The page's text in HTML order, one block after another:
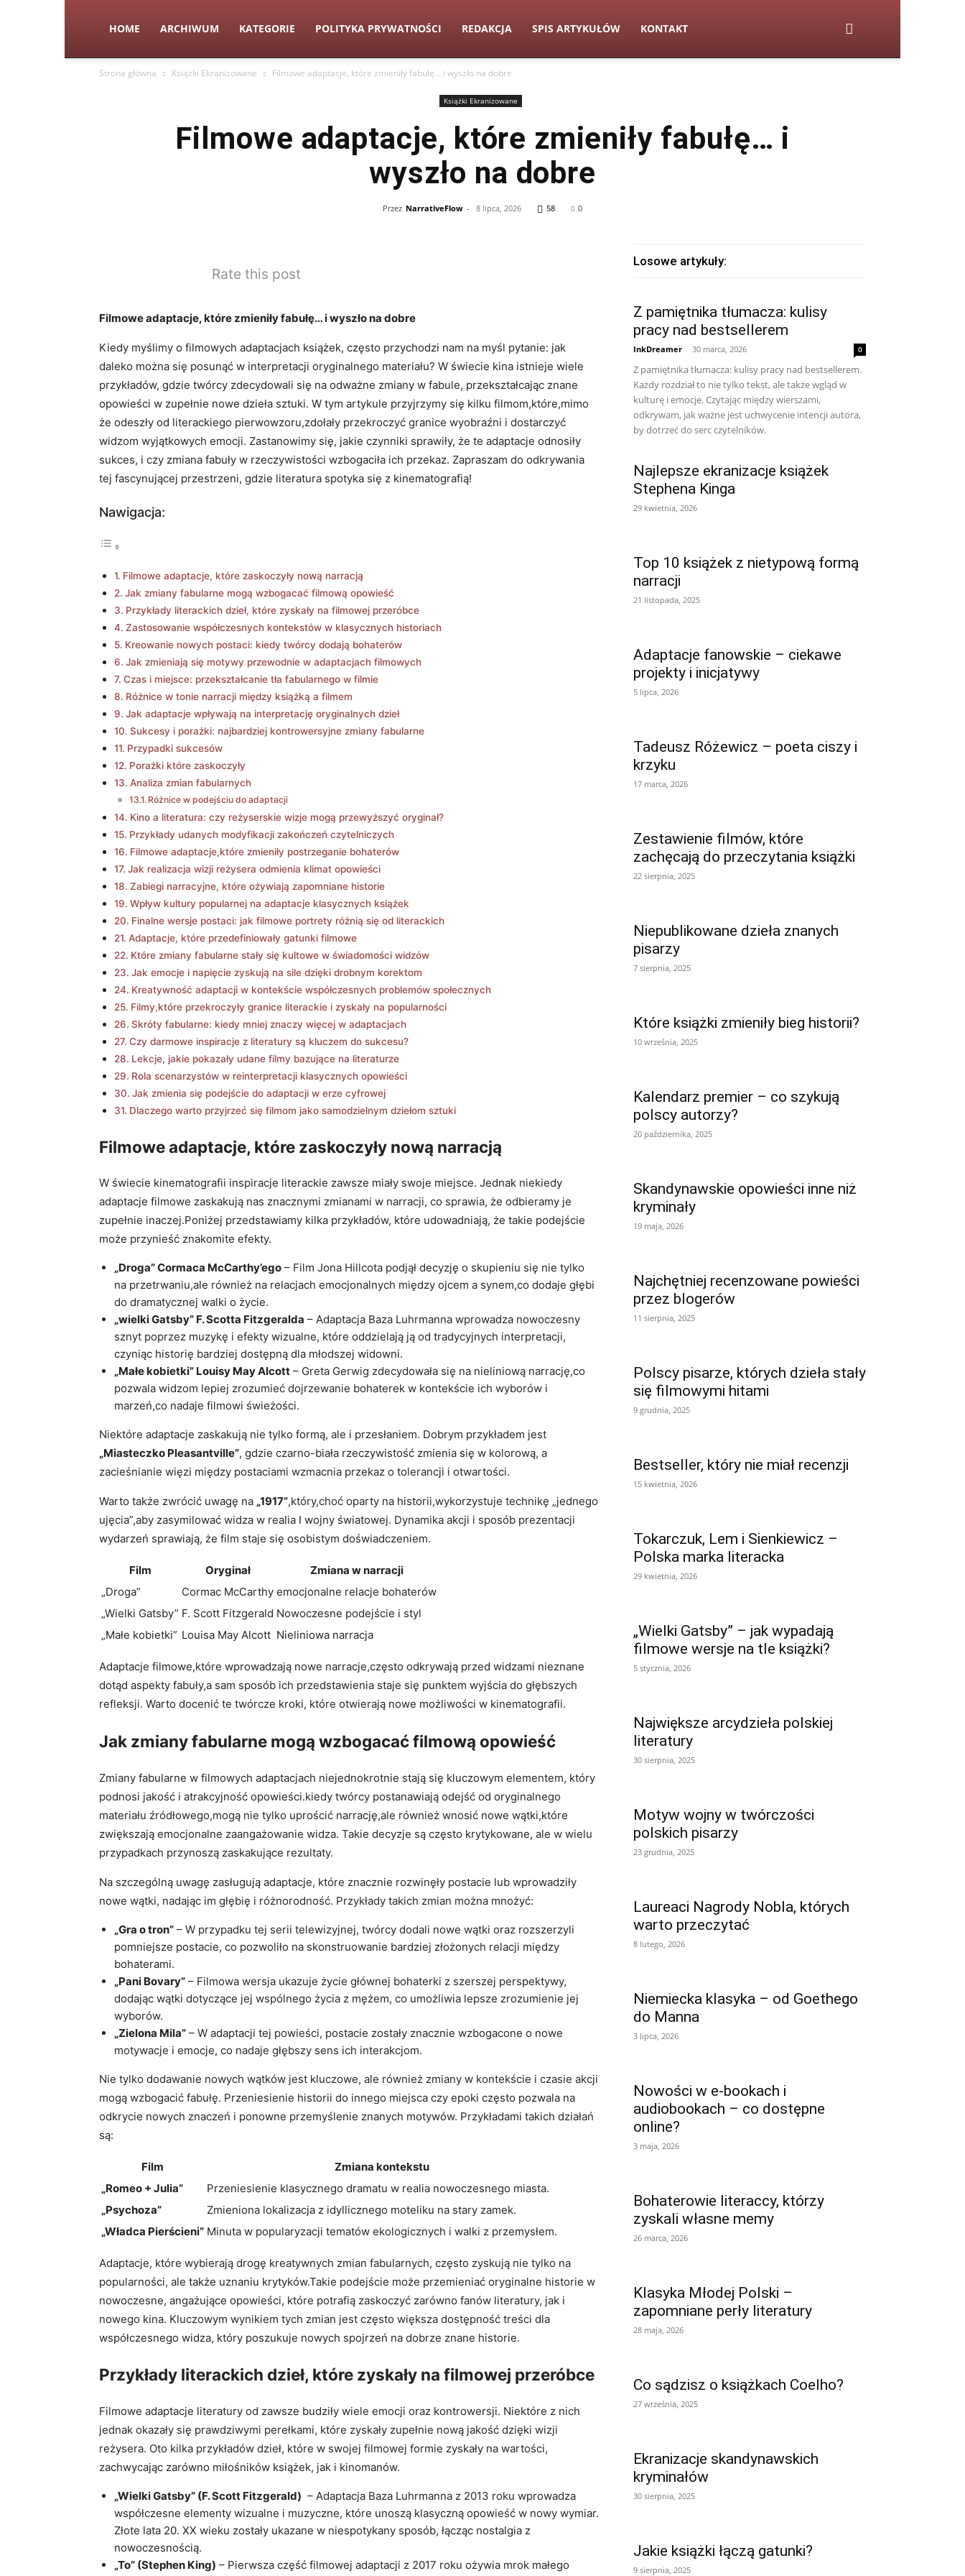
HOME ARCHIWUM KATEGORIE POLITYKA PRYWATNOŚCI REDAKCJA SPIS ARTYKUŁÓW KONTAKT
Strona główna Książki Ekranizowane Filmowe adaptacje, które zmieniły fabułę… i wyszło na dobre
Książki Ekranizowane
Filmowe adaptacje, które zmieniły fabułę… i
wyszło na dobre
Przez NarrativeFlow - 8 lipca, 2026 58 0
Rate this post
Filmowe⁣ adaptacje, które zmieniły fabułę… i wyszło‌ na dobre
Kiedy myślimy o filmowych adaptacjach książek, często przychodzi nam na⁣ myśl pytanie: ‍jak
daleko można się ‍posunąć w interpretacji oryginalnego materiału? W świecie kina ‍istnieje⁣ wiele
przykładów, gdzie twórcy zdecydowali się na odważne zmiany w fabule, przekształcając znane
opowieści w zupełnie nowe dzieła sztuki. W tym artykule przyjrzymy się kilku filmom,które,mimo
że odeszły od literackiego pierwowzoru,zdołały przekroczyć granice wyobraźni i dostarczyć
widzom wyjątkowych⁣ emocji. Zastanowimy się, jakie czynniki ‍sprawiły, że te adaptacje odnosiły
sukces, i⁢ czy zmiana fabuły w rzeczywistości wzbogaciła ich ‍przekaz. Zapraszam do odkrywania
tej⁣ fascynującej przestrzeni, gdzie literatura spotyka się z kinematografią!
Nawigacja:
Filmowe adaptacje, które ⁢zaskoczyły ‍nową narracją
Jak zmiany⁢ fabularne mogą ⁤wzbogacać filmową opowieść
Przykłady literackich dzieł, które zyskały na filmowej przeróbce
Zastosowanie ‌współczesnych‌ kontekstów w klasycznych historiach
Kreowanie⁣ nowych postaci: kiedy twórcy⁣ dodają bohaterów
Jak zmieniają się motywy przewodnie w adaptacjach filmowych
Czas i miejsce: przekształcanie tła fabularnego w filmie
Różnice w tonie narracji ⁢między książką a filmem
Jak adaptacje wpływają na interpretację oryginalnych dzieł
Sukcesy i porażki:⁣ najbardziej kontrowersyjne zmiany fabularne
Przypadki sukcesów
Porażki które zaskoczyły
Analiza zmian fabularnych
Różnice w podejściu do adaptacji
Kino a literatura: czy reżyserskie wizje mogą przewyższyć oryginał?
Przykłady udanych modyfikacji zakończeń czytelniczych
Filmowe adaptacje,które zmieniły postrzeganie bohaterów
Jak realizacja wizji reżysera odmienia klimat opowieści
Zabiegi narracyjne, które ożywiają zapomniane historie
Wpływ kultury popularnej na adaptacje klasycznych książek
Finalne wersje postaci: jak filmowe portrety‍ różnią się od literackich
Adaptacje, które przedefiniowały gatunki filmowe
Które zmiany fabularne stały się kultowe w świadomości widzów
Jak emocje i napięcie zyskują na sile dzięki drobnym korektom
Kreatywność‍ adaptacji w kontekście współczesnych problemów społecznych
Filmy,które przekroczyły granice literackie i zyskały na popularności
Skróty fabularne: kiedy ‍mniej znaczy więcej w adaptacjach
Czy darmowe inspiracje ⁣z literatury są kluczem do sukcesu?
Lekcje, jakie pokazały udane ⁢filmy bazujące ⁤na literaturze
Rola scenarzystów w reinterpretacji klasycznych opowieści
Jak⁤ zmienia ⁣się podejście do adaptacji w erze cyfrowej
Dlaczego warto przyjrzeć się filmom jako samodzielnym dziełom sztuki
Filmowe adaptacje, które ⁢zaskoczyły ‍nową narracją
W świecie kinematografii inspiracje literackie zawsze miały⁣ swoje miejsce. Jednak niekiedy
adaptacje filmowe zaskakują nas ​znacznymi zmianami w narracji,‍ co sprawia, że odbieramy⁤ je
⁣zupełnie ​inaczej.Poniżej przedstawiamy kilka ⁣przykładów, które udowadniają, że takie podejście
może przynieść znakomite efekty.
„Droga” Cormaca McCarthy’ego – Film Jona Hillcota podjął decyzję o skupieniu się nie tylko
na przetrwaniu,ale również na relacjach emocjonalnych między ojcem a synem,co dodaje głębi
do dramatycznej walki o życie.
„wielki Gatsby” F. ​Scotta Fitzgeralda – ‌Adaptacja Baza Luhrmanna wprowadza nowoczesny‌
sznyt poprzez muzykę ‌i efekty wizualne,⁢ które oddzielają ją od tradycyjnych interpretacji,
czyniąc historię ⁢bardziej dostępną dla młodszej widowni.
„Małe⁤ kobietki”‌ Louisy May Alcott – Greta Gerwig zdecydowała​ się na nieliniową narrację,co
pozwala widzom lepiej zrozumieć dojrzewanie bohaterek⁢ w kontekście ich wyborów i
marzeń,co nadaje filmowi świeżości.
Niektóre adaptacje zaskakują nie tylko formą, ale i przesłaniem. Dobrym przykładem jest
„Miasteczko Pleasantville”, gdzie czarno-biała rzeczywistość zmienia się w ⁤kolorową, a
zacieśnianie więzi między postaciami wzmacnia ‌przekaz o tolerancji i otwartości.
Warto także zwrócić uwagę na „1917”,który,choć oparty na historii,wykorzystuje technikę „jednego
ujęcia”,aby⁤ zasymilować widza w realia I wojny światowej. Dynamika akcji i sposób prezentacji
wydarzeń sprawiają, że film⁢ staje się osobistym doświadczeniem.
Film Oryginał
Zmiana‍ w narracji
„Droga”
Cormac McCarthy emocjonalne relacje bohaterów
„Wielki Gatsby” F. Scott Fitzgerald Nowoczesne podejście i styl
„Małe kobietki” Louisa May Alcott Nieliniowa narracja
Adaptacje filmowe,które wprowadzają ⁣nowe narracje,często odkrywają przed widzami nieznane
dotąd aspekty fabuły,a sam sposób ich przedstawienia staje się punktem wyjścia do głębszych
refleksji. Warto docenić te⁢ twórcze kroki, które otwierają nowe możliwości w kinematografii.
Jak zmiany⁢ fabularne mogą ⁤wzbogacać filmową opowieść
Zmiany fabularne w⁢ filmowych adaptacjach niejednokrotnie stają się kluczowym elementem, który
podnosi jakość i atrakcyjność opowieści.kiedy twórcy postanawiają odejść od oryginalnego
materiału źródłowego,mogą ⁢nie tylko uprościć​ narrację,ale również wnosić nowe wątki,które
zwiększają emocjonalne ‍zaangażowanie widza. Takie decyzje są często‍ krytykowane, ale w wielu
przypadkach przynoszą zaskakujące rezultaty.
Na szczególną uwagę zasługują adaptacje, które ‍znacznie rozwinęły postacie ‍lub‍ wprowadziły
nowe wątki,⁢ nadając im głębię i różnorodność.‌ Przykłady takich zmian można mnożyć:
„Gra‌ o tron” – W przypadku‍ tej serii ‌telewizyjnej, twórcy dodali nowe wątki oraz rozszerzyli
pomniejsze postacie, co pozwoliło na skonstruowanie bardziej złożonych ‌relacji między
bohaterami.
„Pani Bovary” – Filmowa wersja ukazuje życie głównej bohaterki z szerszej perspektywy,
dodając wątki dotyczące jej⁣ wspólnego życia z mężem, co umożliwia lepsze zrozumienie jej
wyborów.
„Zielona Mila” – W adaptacji tej powieści, postacie zostały znacznie wzbogacone o nowe
motywacje i⁢ emocje, co nadaje głębszy sens ich interakcjom.
Nie tylko dodawanie nowych wątków jest kluczowe, ale również zmiany w kontekście i czasie akcji
⁢mogą wzbogacić fabułę. Przeniesienie historii do innego miejsca czy epoki często pozwala na
odkrycie nowych znaczeń i ponowne przemyślenie znanych‌ motywów. Przykładami​ takich działań
są:
Film
Zmiana kontekstu
„Romeo + Julia”
Przeniesienie‌ klasycznego dramatu w realia nowoczesnego miasta.
„Psychoza”
Zmieniona lokalizacja z idyllicznego moteliku na stary zamek.
„Władca Pierścieni” Minuta w popularyzacji tematów ekologicznych i walki z przemysłem.
Adaptacje, które wybierają drogę kreatywnych zmian ‍fabularnych, często zyskują nie tylko na
popularności, ale także uznaniu krytyków.Takie podejście może przemieniać oryginalne historie w
nowoczesne, angażujące opowieści, które potrafią zaskoczyć zarówno fanów literatury, jak i
nowego ​kina. Kluczowym wynikiem‍ tych zmian jest często większa dostępność treści ⁤dla
‌współczesnego widza, który poszukuje nowych spojrzeń na dobrze znane historie.
Przykłady literackich dzieł, które zyskały na filmowej przeróbce
Filmowe adaptacje literatury od zawsze budziły wiele emocji oraz kontrowersji. Niektóre z​ nich
jednak okazały się prawdziwymi⁣ perełkami, które zyskały zupełnie nową jakość dzięki wizji
reżysera. Oto kilka przykładów dzieł, które w swojej filmowej formie zyskały⁣ na ⁢wartości,
zachwycając zarówno miłośników książek, jak i ‍kinomanów.
„Wielki Gatsby” (F. Scott⁤ Fitzgerald) ‍ – Adaptacja Baza Luhrmanna z 2013 roku wprowadza
współczesne elementy wizualne i muzyczne, które unoszą klasyczną opowieść w nowy wymiar.
Złote lata 20. XX wieku​ zostały ukazane w niespotykany​ sposób, łącząc nostalgia z
nowoczesnością.
„To” (Stephen King) – Pierwsza część filmowej⁢ adaptacji z 2017⁣ roku ożywia mrok małego
Losowe artykuły:
Z pamiętnika tłumacza: kulisy
pracy nad bestsellerem
InkDreamer - 30 marca, 2026 0
Z pamiętnika tłumacza: kulisy pracy nad bestsellerem.
Każdy rozdział to nie tylko tekst, ale także wgląd w
kulturę i emocje. Czytając między wierszami,
odkrywam, jak ważne jest uchwycenie intencji autora,
by dotrzeć do serc czytelników.
Najlepsze ekranizacje książek
Stephena Kinga
29 kwietnia, 2026
Top 10 książek z nietypową formą
narracji
21 listopada, 2025
Adaptacje fanowskie – ciekawe
projekty i inicjatywy
5 lipca, 2026
Tadeusz Różewicz – poeta ciszy i
krzyku
17 marca, 2026
Zestawienie filmów, które
zachęcają do przeczytania książki
22 sierpnia, 2025
Niepublikowane dzieła znanych
pisarzy
7 sierpnia, 2025
Które książki zmieniły bieg historii?
10 września, 2025
Kalendarz premier – co szykują
polscy autorzy?
20 października, 2025
Skandynawskie opowieści inne niż
kryminały
19 maja, 2026
Najchętniej recenzowane powieści
przez blogerów
11 sierpnia, 2025
Polscy pisarze, których dzieła stały
się filmowymi hitami
9 grudnia, 2025
Bestseller, który nie miał recenzji
15 kwietnia, 2026
Tokarczuk, Lem i Sienkiewicz –
Polska marka literacka
29 kwietnia, 2026
„Wielki Gatsby” – jak wypadają
filmowe wersje na tle książki?
5 stycznia, 2026
Największe arcydzieła polskiej
literatury
30 sierpnia, 2025
Motyw wojny w twórczości
polskich pisarzy
23 grudnia, 2025
Laureaci Nagrody Nobla, których
warto przeczytać
8 lutego, 2026
Niemiecka klasyka – od Goethego
do Manna
3 lipca, 2026
Nowości w e-bookach i
audiobookach – co dostępne
online?
3 maja, 2026
Bohaterowie literaccy, którzy
zyskali własne memy
26 marca, 2026
Klasyka Młodej Polski –
zapomniane perły literatury
28 maja, 2026
Co sądzisz o książkach Coelho?
27 września, 2025
Ekranizacje skandynawskich
kryminałów
30 sierpnia, 2025
Jakie książki łączą gatunki?
9 sierpnia, 2025